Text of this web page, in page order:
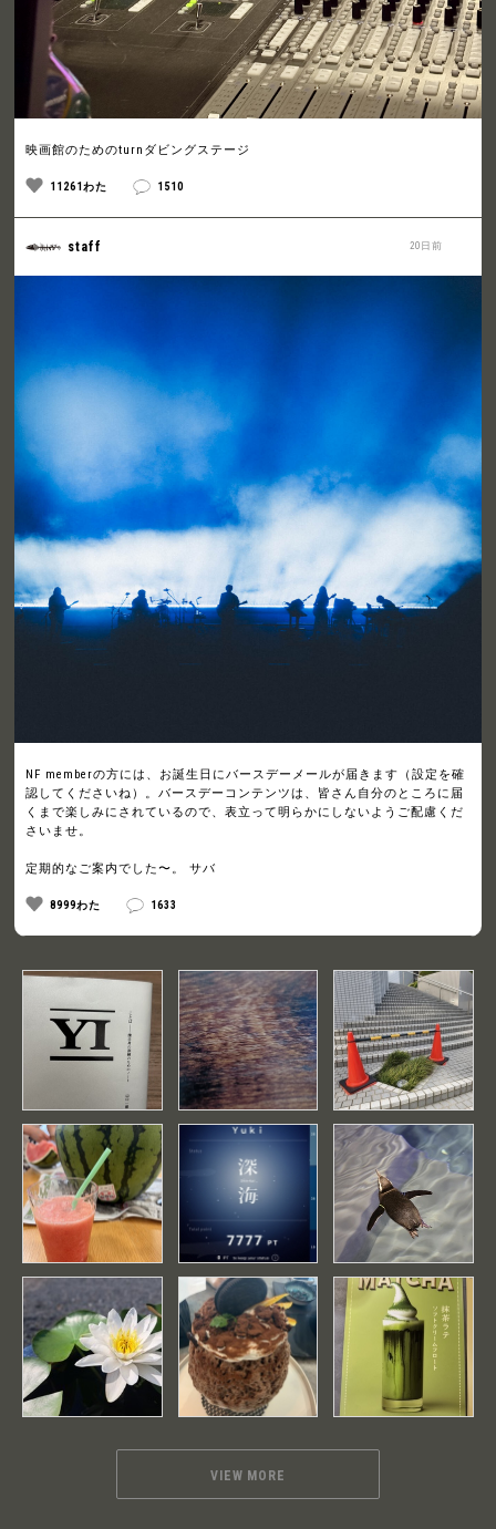
映画館のためのturnダビングステージ
11261わた 1510
20日前
staff
NF memberの方には、お誕生日にバースデーメールが届きます（設定を確
認してくださいね）。バースデーコンテンツは、皆さん自分のところに届
くまで楽しみにされているので、表立って明らかにしないようご配慮くだ
さいませ。
定期的なご案内でした〜。 サバ
8999わた 1633
VIEW MORE